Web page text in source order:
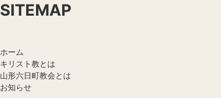
SITEMAP
ホーム
キリスト教とは
山形六日町教会とは
お知らせ